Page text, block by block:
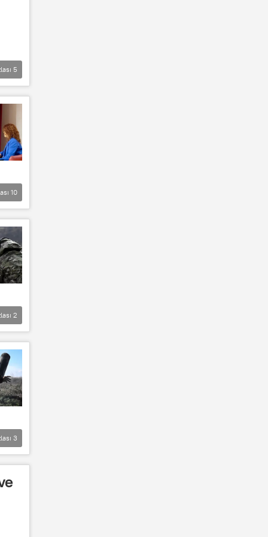
5
10
2
3